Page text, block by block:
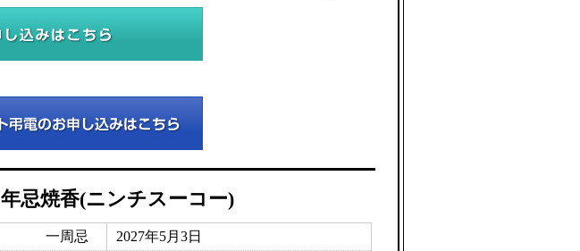
年忌焼香(ニンチスーコー)
一周忌 2027年5月3日